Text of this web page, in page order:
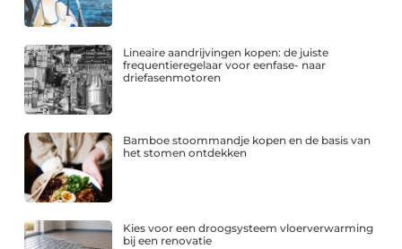
Lineaire aandrijvingen kopen: de juiste
frequentieregelaar voor eenfase- naar
driefasenmotoren
Bamboe stoommandje kopen en de basis van
het stomen ontdekken
Kies voor een droogsysteem vloerverwarming
bij een renovatie